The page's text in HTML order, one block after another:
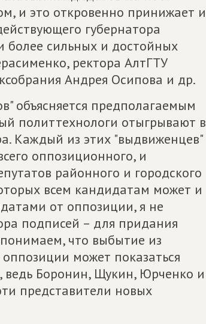
и это откровенно принижает и
губернатора
сильных и достойных
ректора АлтГТУ
Андрея Осипова и др.
объясняется предполагаемым
политтехнологи отыгрывают в
Каждый из этих "выдвиженцев"
оппозиционного, и
районного и городского
всем кандидатам может и
от оппозиции, я не
подписей – для придания
что выбытие из
может показаться
Боронин, Щукин, Юрченко и
представители новых